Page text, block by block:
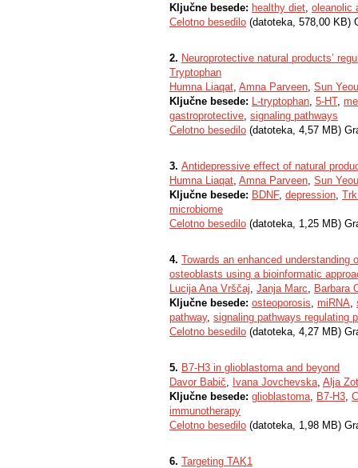
Ključne besede: healthy diet, oleanolic
Celotno besedilo (datoteka, 578,00 KB)
2. Neuroprotective natural products’
Tryptophan
Humna Liaqat, Amna Parveen, Sun
Ključne besede: L-tryptophan, 5-HT,
gastroprotective, signaling pathways
Celotno besedilo (datoteka, 4,57 MB)
3. Antidepressive effect of natural
Humna Liaqat, Amna Parveen, Sun
Ključne besede: BDNF, depression,
microbiome
Celotno besedilo (datoteka, 1,25 MB)
4. Towards an enhanced
osteoblasts using a bioinformatic
Lucija Ana Vrščaj, Janja Marc, Barbara
Ključne besede: osteoporosis, miRNA,
pathway, signaling pathways regulating
Celotno besedilo (datoteka, 4,27 MB)
5. B7-H3 in glioblastoma and beyond
Davor Babič, Ivana Jovchevska, Alja
Ključne besede: glioblastoma, B7-H3,
immunotherapy
Celotno besedilo (datoteka, 1,98 MB)
6. Targeting TAK1